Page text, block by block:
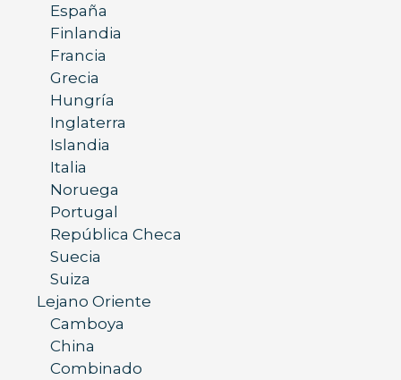
España
Finlandia
Francia
Grecia
Hungría
Inglaterra
Islandia
Italia
Noruega
Portugal
República Checa
Suecia
Suiza
Lejano Oriente
Camboya
China
Combinado